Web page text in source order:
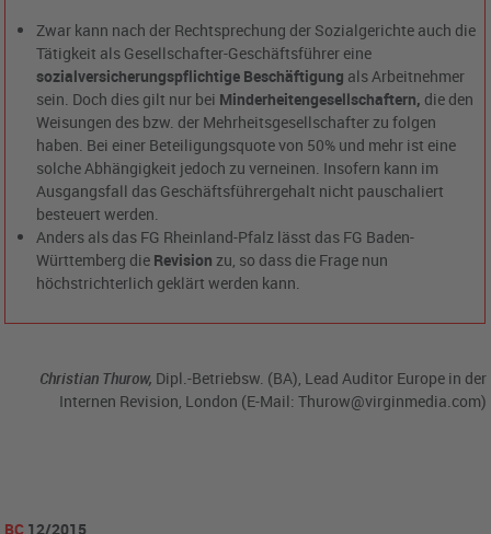
Zwar kann nach der Rechtsprechung der Sozialgerichte auch die
Tätigkeit als Gesellschafter-Geschäftsführer eine
sozialversicherungspflichtige Beschäftigung als Arbeitnehmer
sein. Doch dies gilt nur bei Minderheitengesellschaftern, die den
Weisungen des bzw. der Mehrheitsgesellschafter zu folgen
haben. Bei einer Beteiligungsquote von 50% und mehr ist eine
solche Abhängigkeit jedoch zu verneinen. Insofern kann im
Ausgangsfall das Geschäftsführergehalt nicht pauschaliert
besteuert werden.
Anders als das FG Rheinland-Pfalz lässt das FG Baden-
Württemberg die Revision zu, so dass die Frage nun
höchstrichterlich geklärt werden kann.
Christian Thurow, Dipl.-Betriebsw. (BA), Lead Auditor Europe in der
Internen Revision, London (E-Mail: Thurow@virginmedia.com)
BC 12/2015